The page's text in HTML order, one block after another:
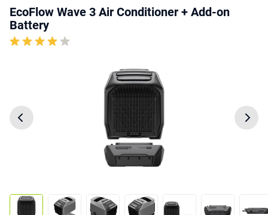
EcoFlow Wave 3 Air Conditioner + Add-on
Battery